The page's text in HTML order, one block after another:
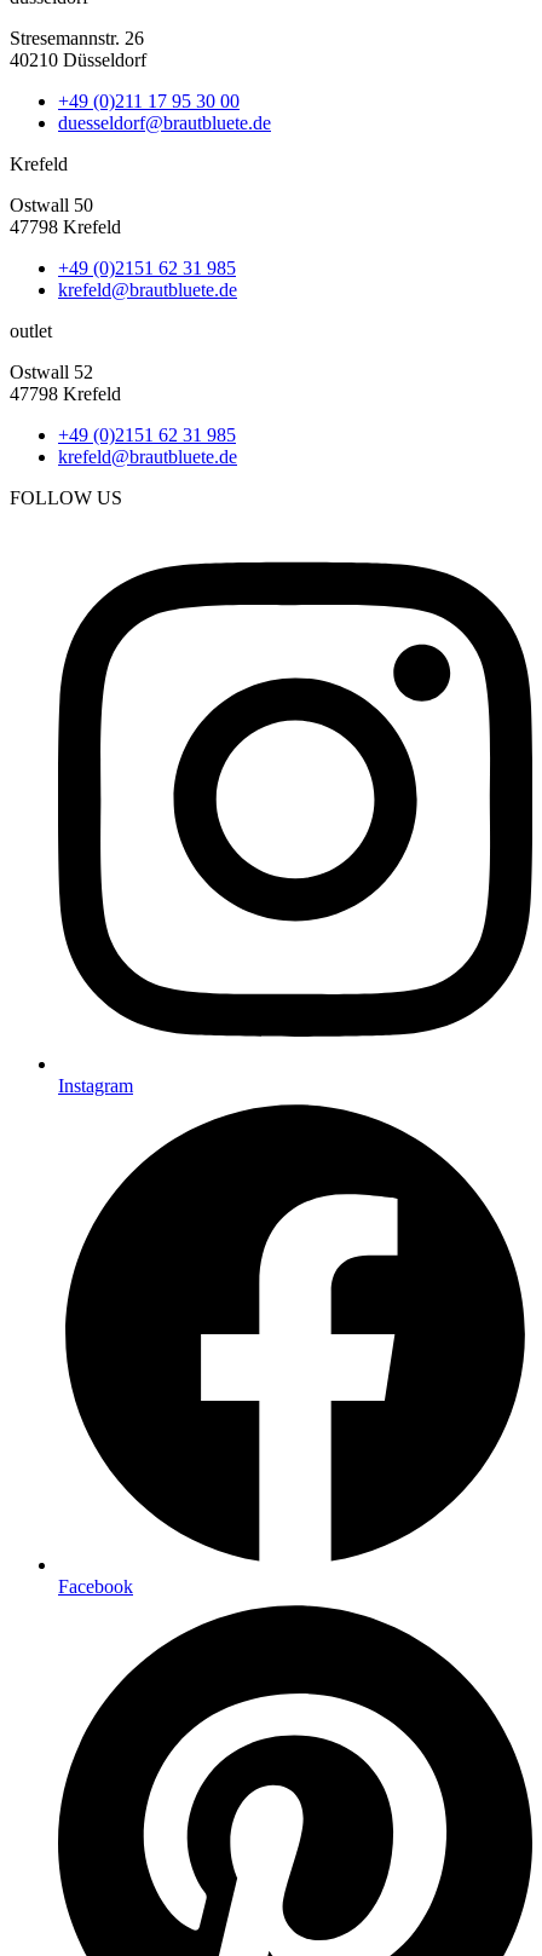
Stresemannstr. 26
40210 Düsseldorf
+49 (0)211 17 95 30 00
duesseldorf@brautbluete.de
Krefeld
Ostwall 50
47798 Krefeld
+49 (0)2151 62 31 985
krefeld@brautbluete.de
outlet
Ostwall 52
47798 Krefeld
+49 (0)2151 62 31 985
krefeld@brautbluete.de
FOLLOW US
Instagram
Facebook